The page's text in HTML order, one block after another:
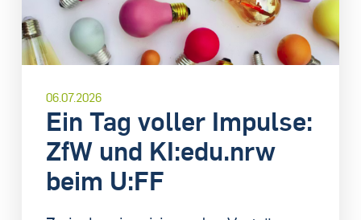
06.07.2026
Ein Tag voller Impulse:
ZfW und KI:edu.nrw
beim U:FF